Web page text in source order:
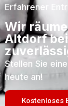
Erfahrener
Wir
Altdorf
Stellen Sie
heute an!
Kostenloses